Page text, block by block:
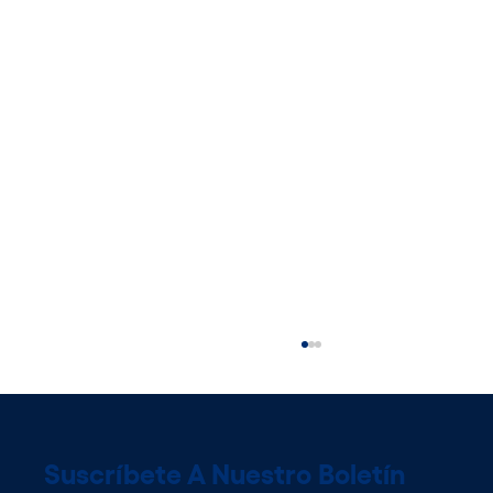
Suscríbete A Nuestro Boletín